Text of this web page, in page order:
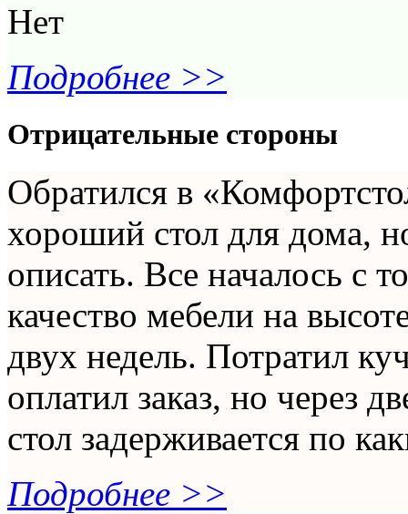
Нет
Подробнее >>
Отрицательные стороны
Обратился в
хороший стол для дома,
описать. Все началось с
качество мебели на
двух недель. Потратил
оплатил заказ, но через
стол задерживается по
Подробнее >>